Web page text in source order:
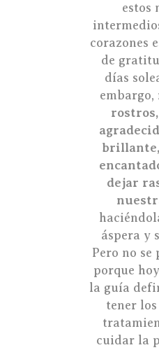
estos
corazones
de
días
embargo,
dejar
áspera y
Pero no se
porque
la guía
tener
cuidar la